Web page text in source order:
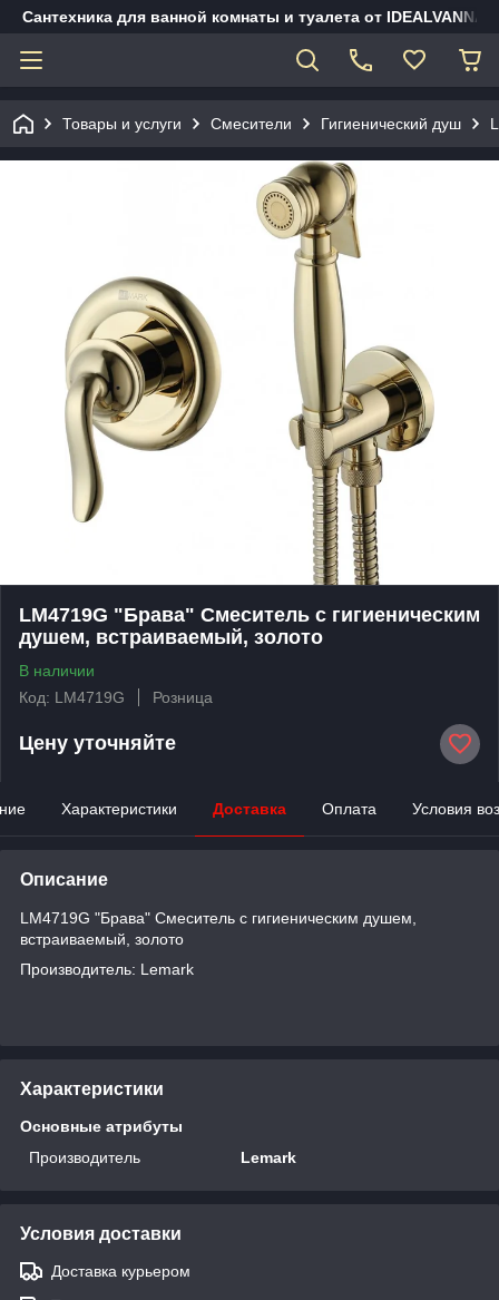
Сантехника для ванной комнаты и туалета от
Товары и услуги Смесители Гигиенический душ
LM4719G "Брава" Смеситель с гигиеническим
душем, встраиваемый, золото
В наличии
Код: LM4719G
Розница
Цену уточняйте
Характеристики Доставка Оплата Условия
Описание
LM4719G "Брава" Смеситель с гигиеническим душем,
встраиваемый, золото
Производитель: Lemark
Характеристики
Основные атрибуты
Производитель
Lemark
Условия доставки
Доставка курьером